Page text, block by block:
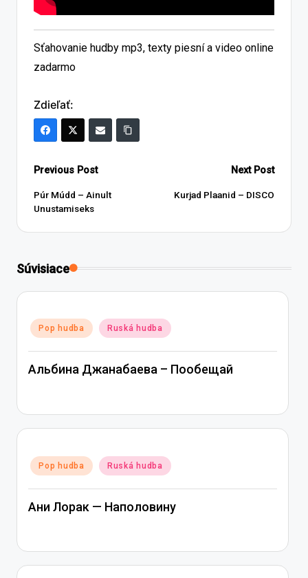
Sťahovanie hudby mp3, texty piesní a video online
zadarmo
Zdieľať:
Post
navigation
Previous Post
Púr Múdd – Ainult
Unustamiseks
Next Post
Kurjad Plaanid – DISCO
Súvisiace
Posted
in
Pop hudba Ruská hudba
Альбина Джанабаева – Пообещай
Posted
in
Pop hudba Ruská hudba
Ани Лорак — Наполовину